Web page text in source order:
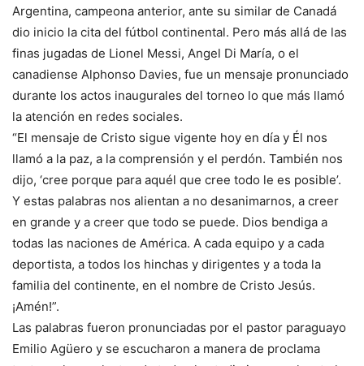
Argentina, campeona anterior, ante su similar de Canadá
dio inicio la cita del fútbol continental. Pero más allá de las
finas jugadas de Lionel Messi, Angel Di María, o el
canadiense Alphonso Davies, fue un mensaje pronunciado
durante los actos inaugurales del torneo lo que más llamó
la atención en redes sociales.
“El mensaje de Cristo sigue vigente hoy en día y Él nos
llamó a la paz, a la comprensión y el perdón. También nos
dijo, ‘cree porque para aquél que cree todo le es posible’.
Y estas palabras nos alientan a no desanimarnos, a creer
en grande y a creer que todo se puede. Dios bendiga a
todas las naciones de América. A cada equipo y a cada
deportista, a todos los hinchas y dirigentes y a toda la
familia del continente, en el nombre de Cristo Jesús.
¡Amén!”.
Las palabras fueron pronunciadas por el pastor paraguayo
Emilio Agüero y se escucharon a manera de proclama